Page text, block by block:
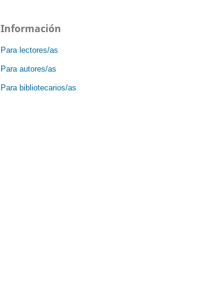
Información
Para lectores/as
Para autores/as
Para bibliotecarios/as